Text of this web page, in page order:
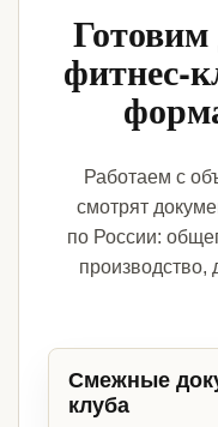
фитнес-
Работаем с
смотрят
по России:
производство,
Смежные
клуба